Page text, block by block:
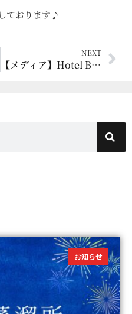
ております♪
NEXT
【メディア】Hotel Barmen202 2021年9月 [ジャパニーズウイスキーの矜持]
お知らせ